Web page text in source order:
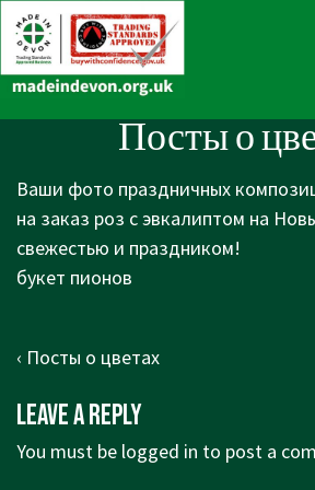
Skip
to
Main
Посты о
Ваши фото праздничных
на заказ роз с эвкалиптом на
свежестью и праздником!
букет пионов
Post
Previous
is
‹ Посты о цветах
Leave a Reply
You must be logged in to post a